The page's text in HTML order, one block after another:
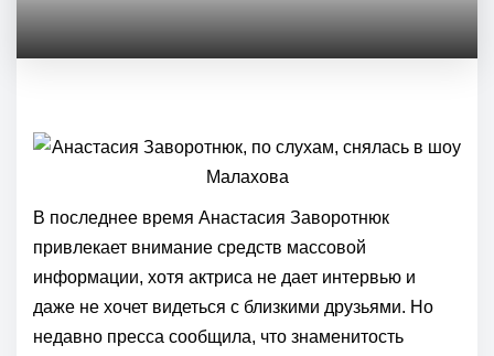
В последнее время Анастасия Заворотнюк
привлекает внимание средств массовой
информации, хотя актриса не дает интервью и
даже не хочет видеться с близкими друзьями. Но
недавно пресса сообщила, что знаменитость